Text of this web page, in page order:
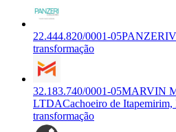
22.444.820/0001-05PANZERI
transformação
32.183.740/0001-05MARVIN
LTDACachoeiro de Itapemirim,
transformação